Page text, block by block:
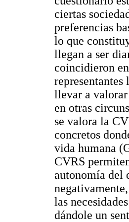
ciertas
preferencias
lo que
llegan a ser
coincidieron
representantes
llevar a valorar
en otras
se valora la
concretos
vida humana
CVRS
autonomía del
las
dándole un